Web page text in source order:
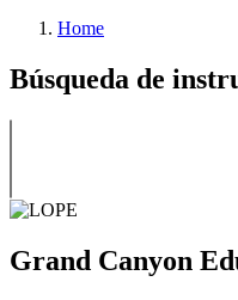
Home
Búsqueda de
Grand Canyon